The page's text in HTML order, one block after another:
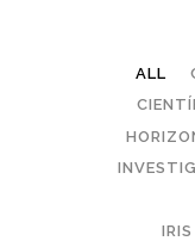
ALL
IRIS